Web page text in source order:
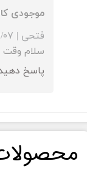
موجودی
فتحی |
سلام وقت
پاسخ